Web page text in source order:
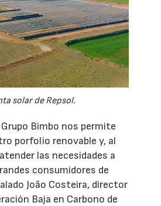
solar de Repsol.
Bimbo nos permite
porfolio renovable y, al
las necesidades a
consumidores de
João Costeira, director
Baja en Carbono de